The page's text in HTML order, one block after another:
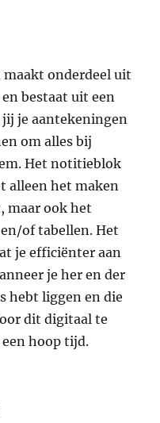
onderdeel uit
bestaat uit een
je aantekeningen
om alles bij
Het notitieblok
alleen het maken
maar ook het
of tabellen. Het
je efficiënter aan
je her en der
hebt liggen en die
dit digitaal te
hoop tijd.